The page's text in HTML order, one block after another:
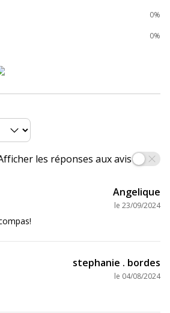
0%
0%
les réponses aux avis
Angelique
le 23/09/2024
stephanie . bordes
le 04/08/2024